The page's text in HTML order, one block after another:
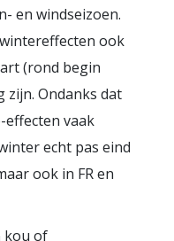
en windseizoen.
ook
(rond begin
zijn. Ondanks dat
effecten vaak
echt pas eind
ook in FR en
kou of